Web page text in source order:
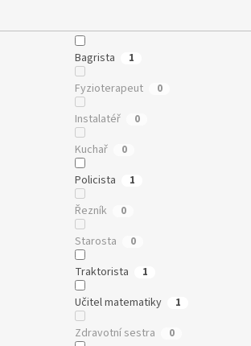
Bagrista 1
Fyzioterapeut 0
Instalatéř 0
Kuchař 0
Policista 1
Řezník 0
Starosta 0
Traktorista 1
Učitel matematiky 1
Zdravotní sestra 0